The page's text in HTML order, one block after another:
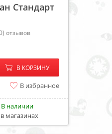
Стандарт
отзывов
− +
В КОРЗИНУ
В избранное
В наличии
магазинах